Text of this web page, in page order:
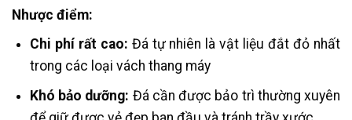
Nhược điểm:
Chi phí rất cao: Đá tự nhiên là vật liệu đắt đỏ nhất
trong các loại vách thang máy
Khó bảo dưỡng: Đá cần được bảo trì thường xuyên